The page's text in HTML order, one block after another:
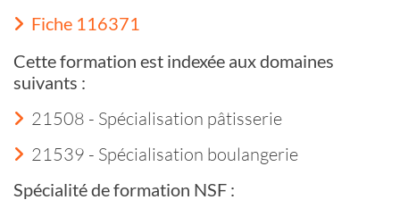
Fiche 116371
Cette formation est indexée aux domaines
suivants :
21508 - Spécialisation pâtisserie
21539 - Spécialisation boulangerie
Spécialité de formation NSF :